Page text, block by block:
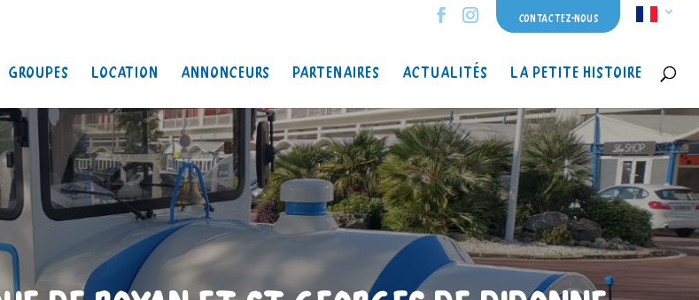
Contactez-nous
Groupes Location Annonceurs Partenaires Actualités La petite histoire